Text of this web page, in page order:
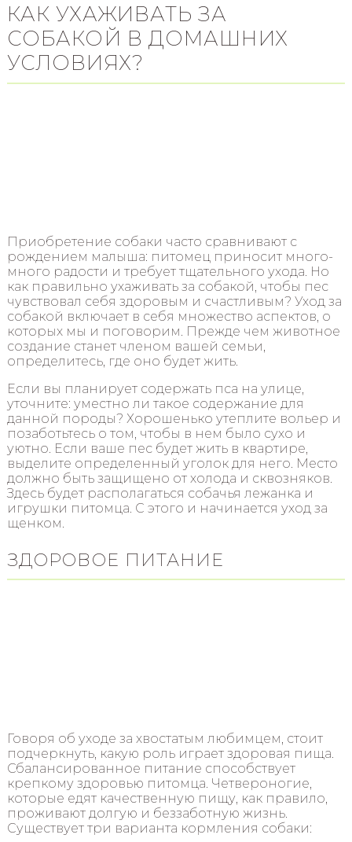
КАК УХАЖИВАТЬ ЗА
СОБАКОЙ В ДОМАШНИХ
УСЛОВИЯХ?
Приобретение собаки часто сравнивают с
рождением малыша: питомец приносит много-
много радости и требует тщательного ухода. Но
как правильно ухаживать за собакой, чтобы пес
чувствовал себя здоровым и счастливым? Уход за
собакой включает в себя множество аспектов, о
которых мы и поговорим. Прежде чем животное
создание станет членом вашей семьи,
определитесь, где оно будет жить.
Если вы планирует содержать пса на улице,
уточните: уместно ли такое содержание для
данной породы? Хорошенько утеплите вольер и
позаботьтесь о том, чтобы в нем было сухо и
уютно. Если ваше пес будет жить в квартире,
выделите определенный уголок для него. Место
должно быть защищено от холода и сквозняков.
Здесь будет располагаться собачья лежанка и
игрушки питомца. С этого и начинается уход за
щенком.
ЗДОРОВОЕ ПИТАНИЕ
Говоря об уходе за хвостатым любимцем, стоит
подчеркнуть, какую роль играет здоровая пища.
Сбалансированное питание способствует
крепкому здоровью питомца. Четвероногие,
которые едят качественную пищу, как правило,
проживают долгую и беззаботную жизнь.
Существует три варианта кормления собаки: